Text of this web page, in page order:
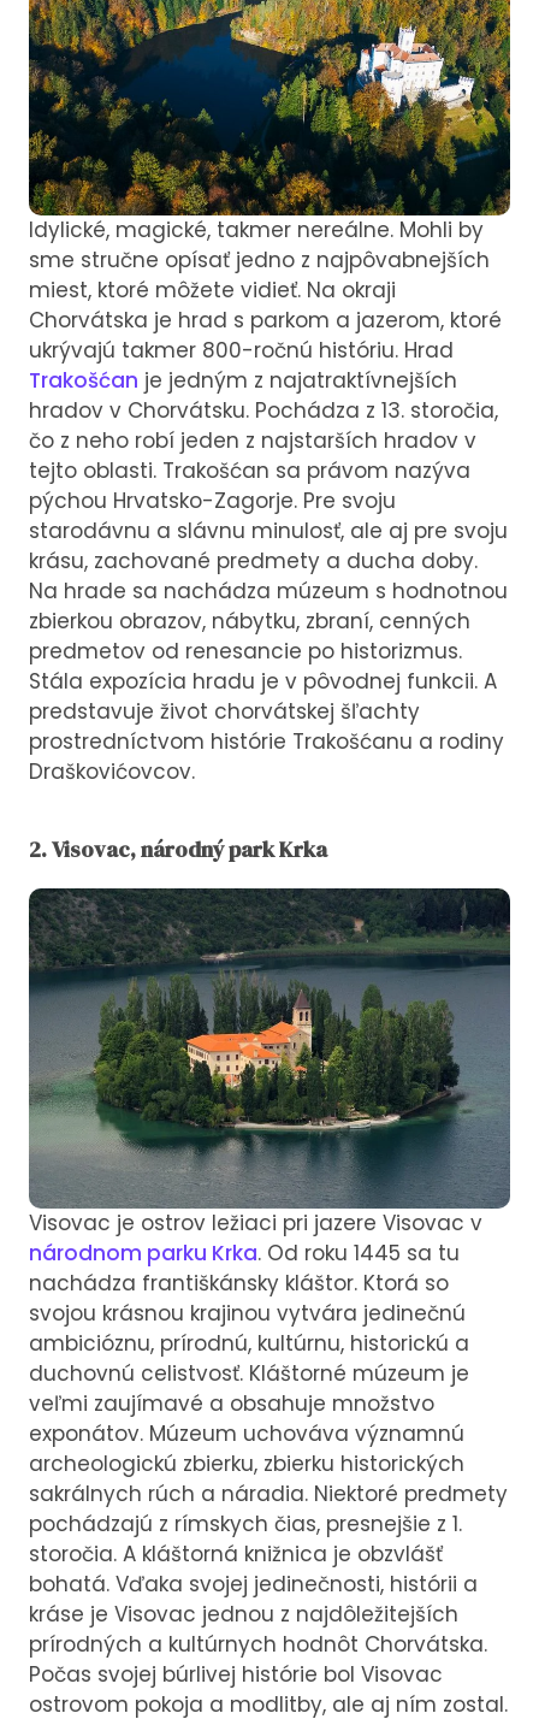
Idylické, magické, takmer nereálne. Mohli by
sme stručne opísať jedno z najpôvabnejších
miest, ktoré môžete vidieť. Na okraji
Chorvátska je hrad s parkom a jazerom, ktoré
ukrývajú takmer 800-ročnú históriu. Hrad
Trakošćan je jedným z najatraktívnejších
hradov v Chorvátsku. Pochádza z 13. storočia,
čo z neho robí jeden z najstarších hradov v
tejto oblasti. Trakošćan sa právom nazýva
pýchou Hrvatsko-Zagorje. Pre svoju
starodávnu a slávnu minulosť, ale aj pre svoju
krásu, zachované predmety a ducha doby.
Na hrade sa nachádza múzeum s hodnotnou
zbierkou obrazov, nábytku, zbraní, cenných
predmetov od renesancie po historizmus.
Stála expozícia hradu je v pôvodnej funkcii. A
predstavuje život chorvátskej šľachty
prostredníctvom histórie Trakošćanu a rodiny
Draškovićovcov.
2. Visovac, národný park Krka
Visovac je ostrov ležiaci pri jazere Visovac v
národnom parku Krka. Od roku 1445 sa tu
nachádza františkánsky kláštor. Ktorá so
svojou krásnou krajinou vytvára jedinečnú
ambicióznu, prírodnú, kultúrnu, historickú a
duchovnú celistvosť. Kláštorné múzeum je
veľmi zaujímavé a obsahuje množstvo
exponátov. Múzeum uchováva významnú
archeologickú zbierku, zbierku historických
sakrálnych rúch a náradia. Niektoré predmety
pochádzajú z rímskych čias, presnejšie z 1.
storočia. A kláštorná knižnica je obzvlášť
bohatá. Vďaka svojej jedinečnosti, histórii a
kráse je Visovac jednou z najdôležitejších
prírodných a kultúrnych hodnôt Chorvátska.
Počas svojej búrlivej histórie bol Visovac
ostrovom pokoja a modlitby, ale aj ním zostal.